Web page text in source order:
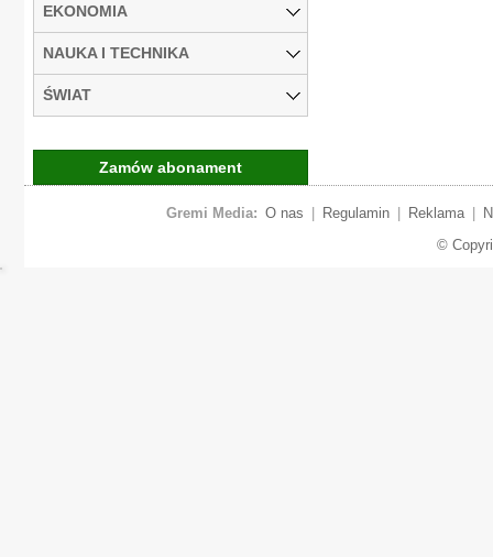
EKONOMIA
NAUKA I TECHNIKA
ŚWIAT
Zamów abonament
Gremi Media: O nas Regulamin Reklama
©